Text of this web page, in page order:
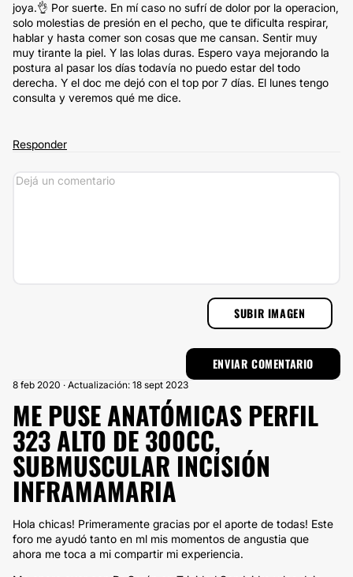
joya.👌 Por suerte. En mí caso no sufrí de dolor por la operacion,
solo molestias de presión en el pecho, que te dificulta respirar,
hablar y hasta comer son cosas que me cansan. Sentir muy
muy tirante la piel. Y las lolas duras. Espero vaya mejorando la
postura al pasar los días todavía no puedo estar del todo
derecha. Y el doc me dejó con el top por 7 días. El lunes tengo
consulta y veremos qué me dice.
Responder
SUBIR IMAGEN
8 feb 2020 · Actualización: 18 sept 2023
ME PUSE ANATÓMICAS PERFIL
323 ALTO DE 300CC,
SUBMUSCULAR INCISIÓN
INFRAMAMARIA
Hola chicas! Primeramente gracias por el aporte de todas! Este
foro me ayudó tanto en ml mis momentos de angustia que
ahora me toca a mi compartir mi experiencia.